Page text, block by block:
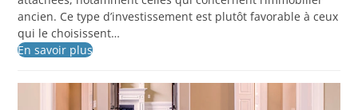
ancien. Ce type d’investissement est plutôt favorable à ceux
qui le choisissent…
En savoir plus